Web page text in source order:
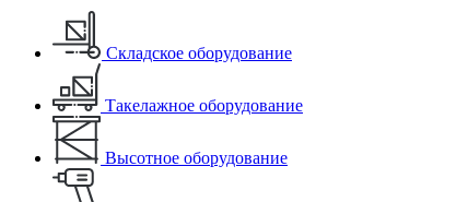
Складское оборудование
Такелажное оборудование
Высотное оборудование